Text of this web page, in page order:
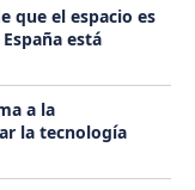
que el espacio es
está
a la
la tecnología